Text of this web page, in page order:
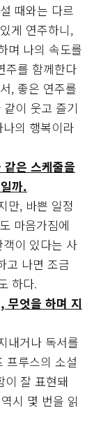
때와는 다르
게 연주하니,
며 나의 속도를
주를 함께한다
, 좋은 연주를
이 웃고 즐기
의 행복이라
은 스케줄을
까.
만, 바쁜 일정
마음가짐에
이 있다는 사
고 나면 조금
하다.
무엇을 하며 지
내거나 독서를
프루스의 소설
이 잘 표현돼
시 몇 번을 읽